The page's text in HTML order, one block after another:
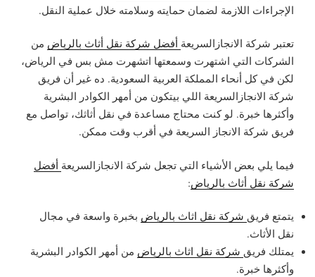
الإجراءات اللازمة لضمان حمايته وسلامته خلال عملية النقل.
تعتبر شركة الانجازالسريعة أفضل شركة نقل أثاث بالرياض من
الشركات التي اشتهرت وسمعتها اتشهرت مش بس في الرياض،
لكن في كل أنحاء المملكة العربية السعودية. ده غير أن فريق
شركة الانجازالسريعة اللي بيتكون من أمهر الكوادر البشرية
وأكثرها خبرة. لو كنت محتاج مساعدة في نقل أثاثك، تواصل مع
فريق شركة الانجاز السريعة في أقرب وقت ممكن.
فيما يلي بعض الأشياء التي تجعل شركة الانجازالسريعة أفضل
شركة نقل أثاث بالرياض:
يتمتع فريق شركة نقل اثاث بالرياض بخبرة واسعة في مجال
نقل الأثاث.
يمتلك فريق شركة نقل اثاث بالرياض من أمهر الكوادر البشرية
وأكثرها خبرة.